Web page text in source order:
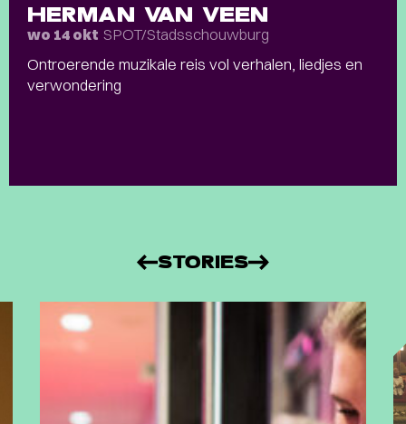
HERMAN VAN VEEN
wo 14 okt SPOT/Stadsschouwburg
Ontroerende muzikale reis vol verhalen, liedjes en
verwondering
STORIES